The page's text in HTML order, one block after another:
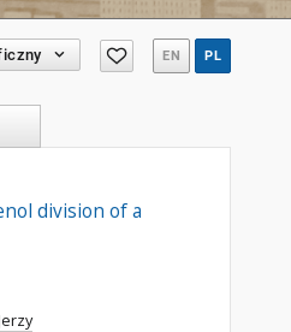
EN PL
division of a